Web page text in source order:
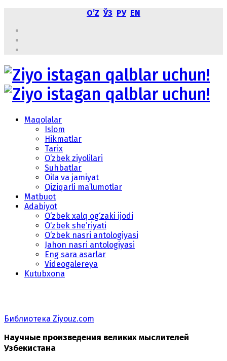
OʼZ ЎЗ РУ EN
Maqolalar
Islom
Hikmatlar
Tarix
O‘zbek ziyolilari
Suhbatlar
Oila va jamiyat
Qiziqarli ma’lumotlar
Matbuot
Adabiyot
O‘zbek xalq og‘zaki ijodi
O‘zbek she’riyati
O‘zbek nasri antologiyasi
Jahon nasri antologiyasi
Eng sara asarlar
Videogalereya
Kutubxona
Библиотека Ziyouz.com
Научные произведения великих мыслителей
Узбекистана